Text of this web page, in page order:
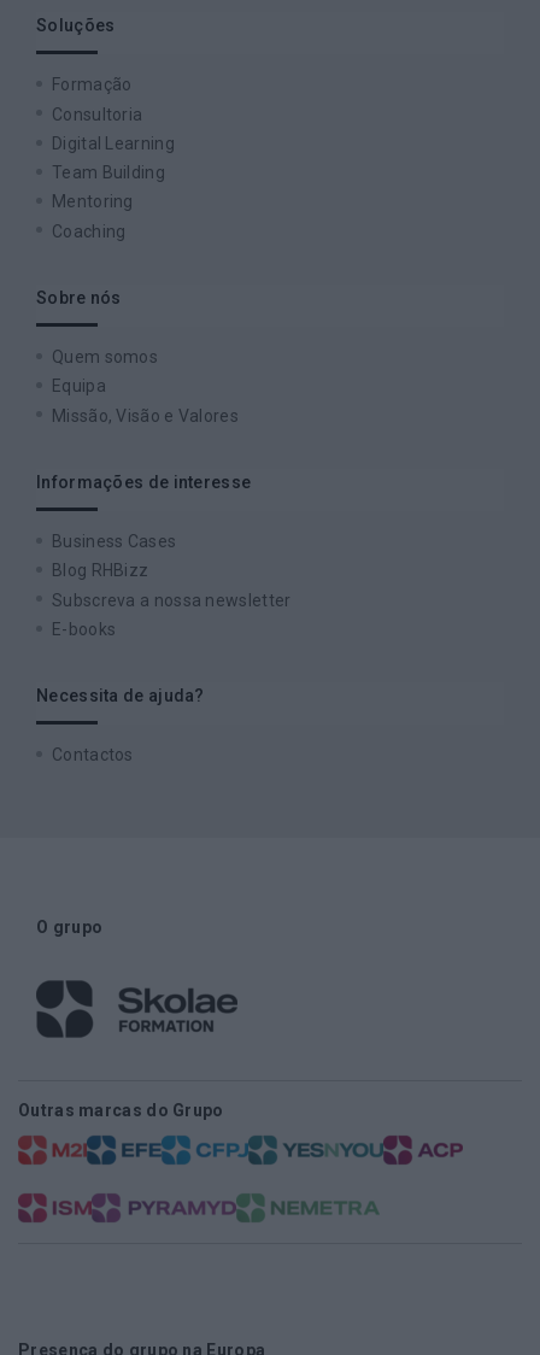
Soluções
Formação
Consultoria
Digital Learning
Team Building
Mentoring
Coaching
Sobre nós
Quem somos
Equipa
Missão, Visão e Valores
Informações de interesse
Business Cases
Blog RHBizz
Subscreva a nossa newsletter
E-books
Necessita de ajuda?
Contactos
O grupo
Outras marcas do Grupo
Presença do grupo na Europa